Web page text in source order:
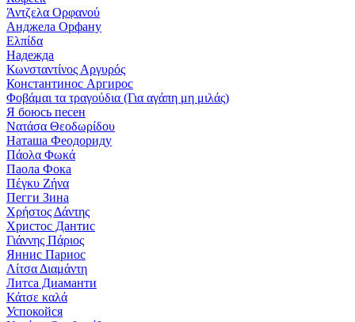
Άντζελα Ορφανού
Анджела Орфану
Ελπίδα
Надежда
Κωνσταντίνος Αργυρός
Константинос Аргирос
Φοβάμαι τα τραγούδια (Για αγάπη μη μιλάς)
Я боюсь песен
Νατάσα Θεοδωρίδου
Наташа Феодориду
Πάολα Φωκά
Паола Фока
Πέγκυ Ζήνα
Пегги Зина
Χρήστος Δάντης
Христос Дантис
Γιάννης Πάριος
Яннис Париос
Λίτσα Διαμάντη
Литса Диаманти
Κάτσε καλά
Успокойся